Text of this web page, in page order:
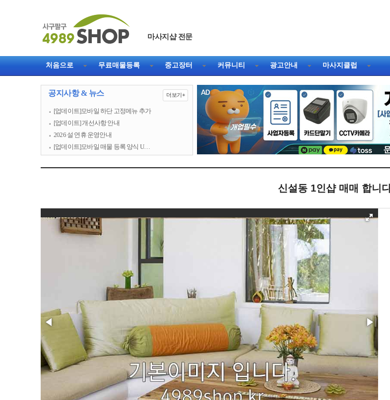
마사지샵 전문
처음으로 무료매물등록 중고장터 커뮤니티 광고안내 마사지클럽
공지사항 & 뉴스 더보기+
[업데이트]모바일 하단 고정메뉴 추가
[업데이트] 개선사항 안내
2026 설 연휴 운영안내
[업데이트]모바일 매물 등록 양식 U…
신설동 1인샵 매매 합니